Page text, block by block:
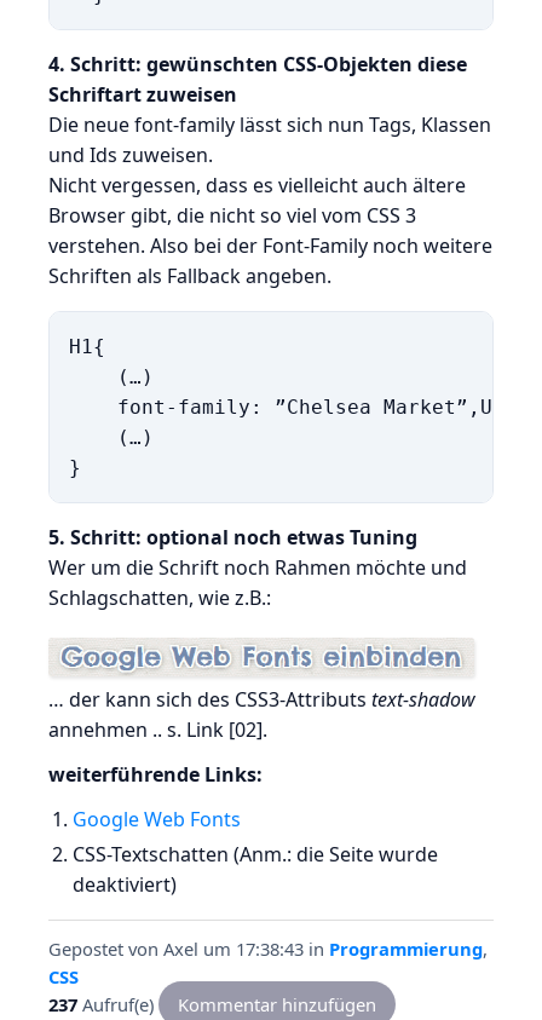
4. Schritt: gewünschten CSS-Objekten diese
Schriftart zuweisen
Die neue font-family lässt sich nun Tags, Klassen
und Ids zuweisen.
Nicht vergessen, dass es vielleicht auch ältere
Browser gibt, die nicht so viel vom CSS 3
verstehen. Also bei der Font-Family noch weitere
Schriften als Fallback angeben.
H1{
(…)
font-family: ”Chelsea
(…)
5. Schritt: optional noch etwas Tuning
Wer um die Schrift noch Rahmen möchte und
Schlagschatten, wie z.B.:
… der kann sich des CSS3-Attributs text-shadow
annehmen .. s. Link [02].
weiterführende Links:
Google Web Fonts
CSS-Textschatten (Anm.: die Seite wurde
deaktiviert)
Gepostet von Axel um 17:38:43 in Programmierung,
CSS
237 Aufruf(e) Kommentar hinzufügen